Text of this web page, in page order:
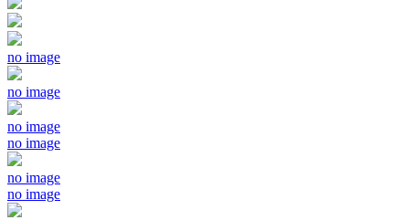
no image
no image
no image
no image
no image
no image